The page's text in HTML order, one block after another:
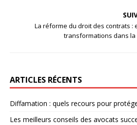
La réforme du droit des contrats :
transformations dans
ARTICLES RÉCENTS
Diffamation : quels recours pour
Les meilleurs conseils des avocats